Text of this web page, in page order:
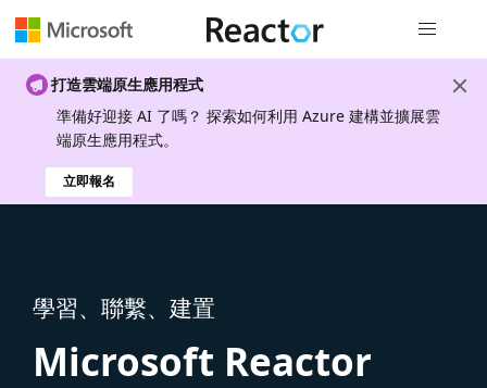
打造雲端原生應用程式
準備好迎接 AI 了嗎？ 探索如何利用 Azure 建構並擴展雲
端原生應用程式。
立即報名
學習、聯繫、建置
Microsoft Reactor